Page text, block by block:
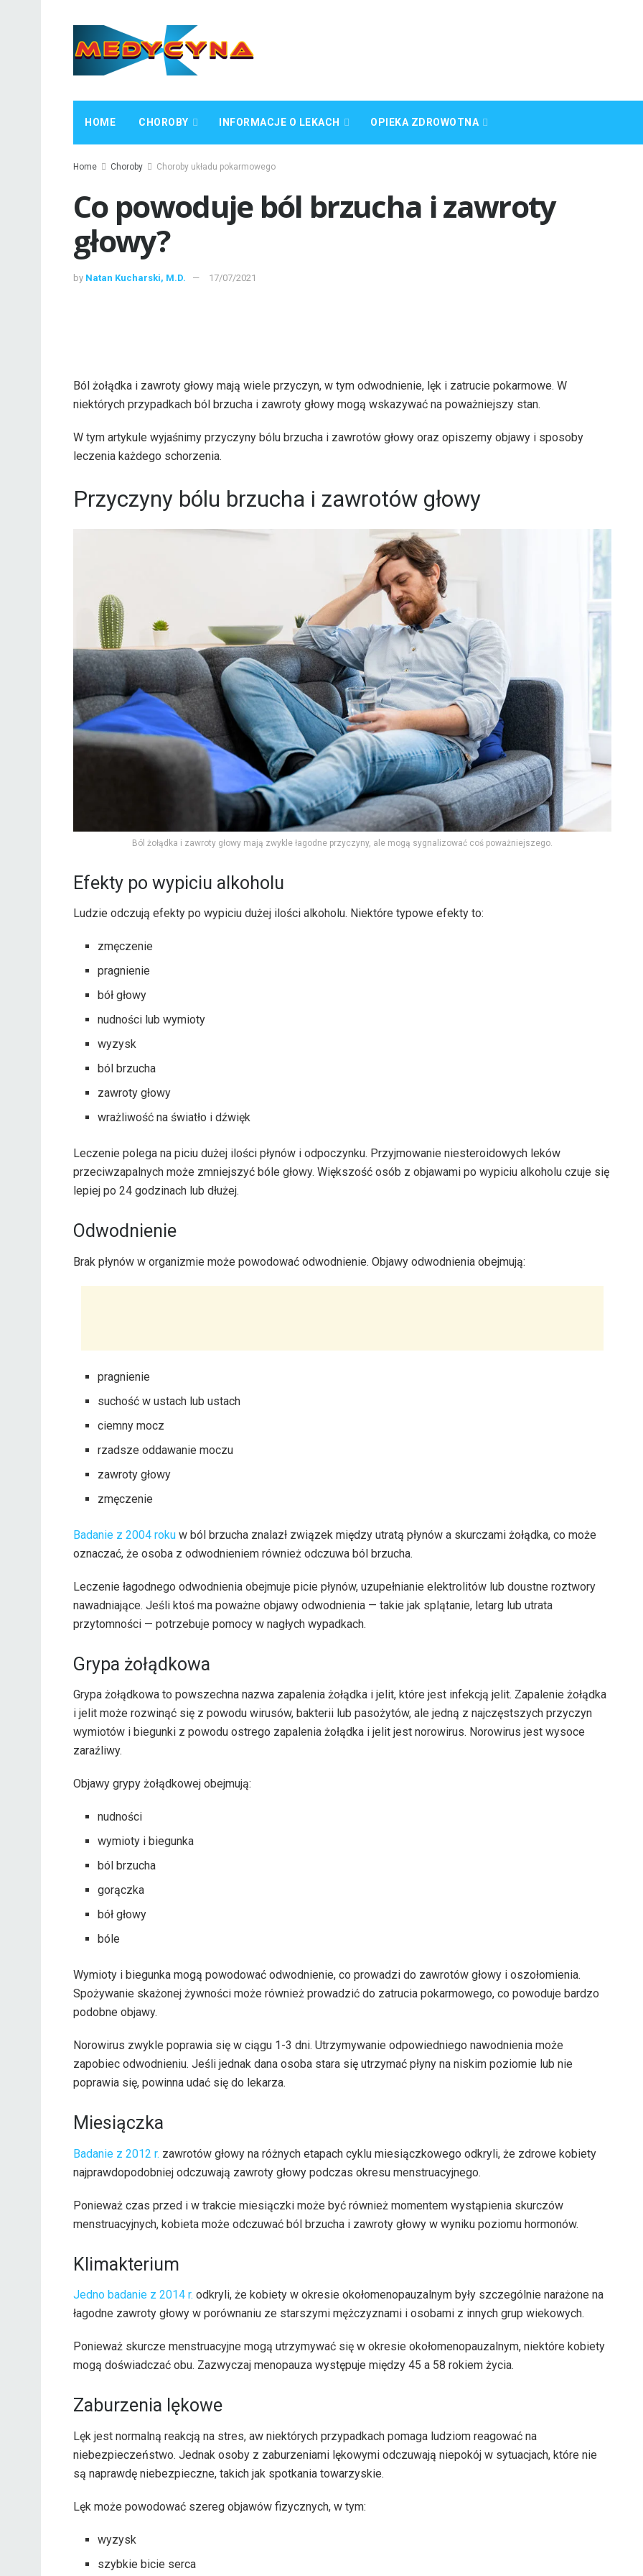
HOME CHOROBY INFORMACJE O LEKACH OPIEKA ZDROWOTNA
Home Choroby Choroby układu pokarmowego
Co powoduje ból brzucha i zawroty
głowy?
by Natan Kucharski, M.D. 17/07/2021
Ból żołądka i zawroty głowy mają wiele przyczyn, w tym odwodnienie, lęk i zatrucie pokarmowe. W
niektórych przypadkach ból brzucha i zawroty głowy mogą wskazywać na poważniejszy stan.
W tym artykule wyjaśnimy przyczyny bólu brzucha i zawrotów głowy oraz opiszemy objawy i sposoby
leczenia każdego schorzenia.
Przyczyny bólu brzucha i zawrotów głowy
Ból żołądka i zawroty głowy mają zwykle łagodne przyczyny, ale mogą sygnalizować coś poważniejszego.
Efekty po wypiciu alkoholu
Ludzie odczują efekty po wypiciu dużej ilości alkoholu. Niektóre typowe efekty to:
zmęczenie
pragnienie
bół głowy
nudności lub wymioty
wyzysk
ból brzucha
zawroty głowy
wrażliwość na światło i dźwięk
Leczenie polega na piciu dużej ilości płynów i odpoczynku. Przyjmowanie niesteroidowych leków
przeciwzapalnych może zmniejszyć bóle głowy. Większość osób z objawami po wypiciu alkoholu czuje się
lepiej po 24 godzinach lub dłużej.
Odwodnienie
Brak płynów w organizmie może powodować odwodnienie. Objawy odwodnienia obejmują:
pragnienie
suchość w ustach lub ustach
ciemny mocz
rzadsze oddawanie moczu
zawroty głowy
zmęczenie
Badanie z 2004 roku w ból brzucha znalazł związek między utratą płynów a skurczami żołądka, co może
oznaczać, że osoba z odwodnieniem również odczuwa ból brzucha.
Leczenie łagodnego odwodnienia obejmuje picie płynów, uzupełnianie elektrolitów lub doustne roztwory
nawadniające. Jeśli ktoś ma poważne objawy odwodnienia — takie jak splątanie, letarg lub utrata
przytomności — potrzebuje pomocy w nagłych wypadkach.
Grypa żołądkowa
Grypa żołądkowa to powszechna nazwa zapalenia żołądka i jelit, które jest infekcją jelit. Zapalenie żołądka
i jelit może rozwinąć się z powodu wirusów, bakterii lub pasożytów, ale jedną z najczęstszych przyczyn
wymiotów i biegunki z powodu ostrego zapalenia żołądka i jelit jest norowirus. Norowirus jest wysoce
zaraźliwy.
Objawy grypy żołądkowej obejmują:
nudności
wymioty i biegunka
ból brzucha
gorączka
bół głowy
bóle
Wymioty i biegunka mogą powodować odwodnienie, co prowadzi do zawrotów głowy i oszołomienia.
Spożywanie skażonej żywności może również prowadzić do zatrucia pokarmowego, co powoduje bardzo
podobne objawy.
Norowirus zwykle poprawia się w ciągu 1-3 dni. Utrzymywanie odpowiedniego nawodnienia może
zapobiec odwodnieniu. Jeśli jednak dana osoba stara się utrzymać płyny na niskim poziomie lub nie
poprawia się, powinna udać się do lekarza.
Miesiączka
Badanie z 2012 r. zawrotów głowy na różnych etapach cyklu miesiączkowego odkryli, że zdrowe kobiety
najprawdopodobniej odczuwają zawroty głowy podczas okresu menstruacyjnego.
Ponieważ czas przed i w trakcie miesiączki może być również momentem wystąpienia skurczów
menstruacyjnych, kobieta może odczuwać ból brzucha i zawroty głowy w wyniku poziomu hormonów.
Klimakterium
Jedno badanie z 2014 r. odkryli, że kobiety w okresie okołomenopauzalnym były szczególnie narażone na
łagodne zawroty głowy w porównaniu ze starszymi mężczyznami i osobami z innych grup wiekowych.
Ponieważ skurcze menstruacyjne mogą utrzymywać się w okresie okołomenopauzalnym, niektóre kobiety
mogą doświadczać obu. Zazwyczaj menopauza występuje między 45 a 58 rokiem życia.
Zaburzenia lękowe
Lęk jest normalną reakcją na stres, aw niektórych przypadkach pomaga ludziom reagować na
niebezpieczeństwo. Jednak osoby z zaburzeniami lękowymi odczuwają niepokój w sytuacjach, które nie
są naprawdę niebezpieczne, takich jak spotkania towarzyskie.
Lęk może powodować szereg objawów fizycznych, w tym:
wyzysk
szybkie bicie serca